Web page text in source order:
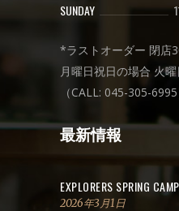
SUNDAY
*ラストオーダー 閉店
月曜日祝日の場合 火
（CALL: 045-305-6995
最新情報
EXPLORERS SPRING
2026年3月1日